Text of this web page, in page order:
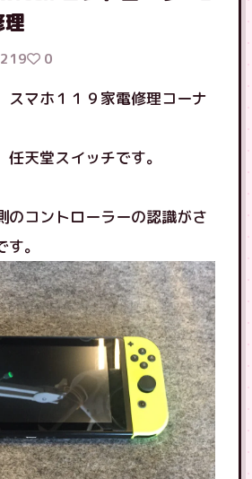
219 0
スマホ１１９家電修理コーナ
天堂スイッチです。
のコントローラーの認識がさ
。